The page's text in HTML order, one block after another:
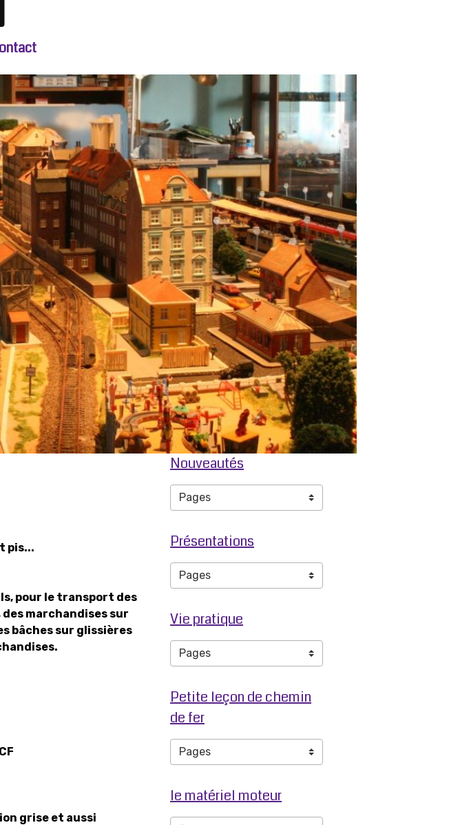
pis...
pour le transport des
marchandises sur
bâches sur glissières
grise et aussi
Nouveautés
Présentations
Vie pratique
Petite leçon de chemin
de fer
le matériel moteur